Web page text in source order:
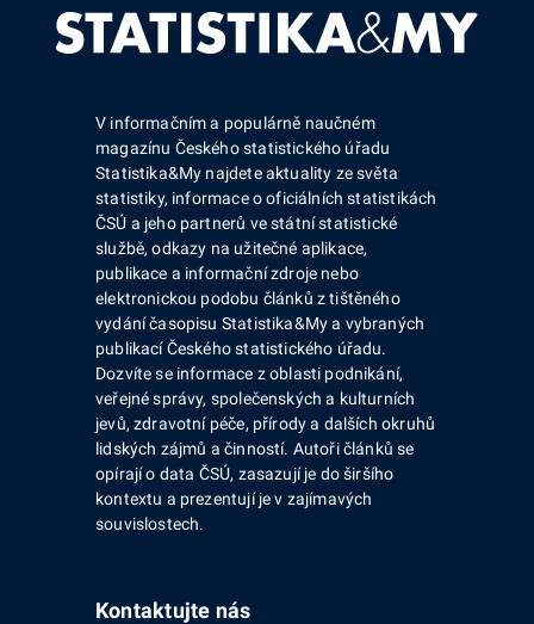
V informačním a populárně naučném
magazínu Českého statistického úřadu
Statistika&My najdete aktuality ze světa
statistiky, informace o oficiálních statistikách
ČSÚ a jeho partnerů ve státní statistické
službě, odkazy na užitečné aplikace,
publikace a informační zdroje nebo
elektronickou podobu článků z tištěného
vydání časopisu Statistika&My a vybraných
publikací Českého statistického úřadu.
Dozvíte se informace z oblasti podnikání,
veřejné správy, společenských a kulturních
jevů, zdravotní péče, přírody a dalších okruhů
lidských zájmů a činností. Autoři článků se
opírají o data ČSÚ, zasazují je do širšího
kontextu a prezentují je v zajímavých
souvislostech.
Kontaktujte nás